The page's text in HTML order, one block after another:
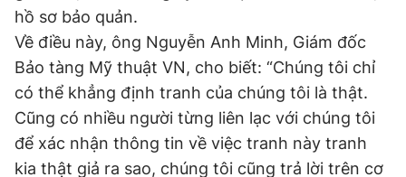
hồ sơ bảo quản.
Về điều này, ông Nguyễn Anh Minh, Giám đốc
Bảo tàng Mỹ thuật VN, cho biết: “Chúng tôi chỉ
có thể khẳng định tranh của chúng tôi là thật.
Cũng có nhiều người từng liên lạc với chúng tôi
để xác nhận thông tin về việc tranh này tranh
kia thật giả ra sao, chúng tôi cũng trả lời trên cơ